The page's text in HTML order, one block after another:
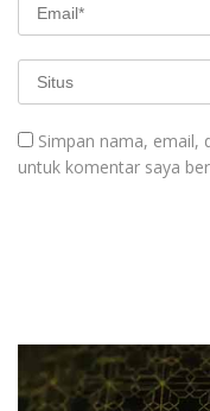
Simpan nama, email,
untuk komentar saya